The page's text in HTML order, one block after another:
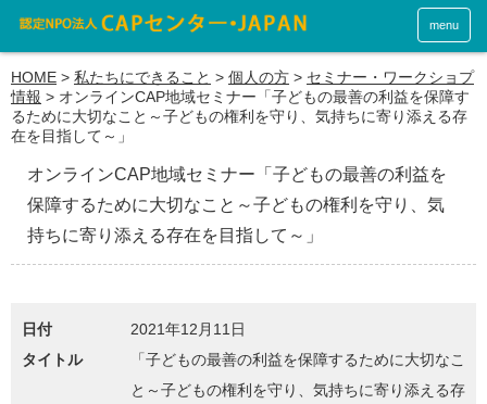
menu
HOME > 私たちにできること > 個人の方 > セミナー・ワークショプ
情報 > オンラインCAP地域セミナー「子どもの最善の利益を保障す
るために大切なこと～子どもの権利を守り、気持ちに寄り添える存
在を目指して～」
オンラインCAP地域セミナー「子どもの最善の利益を
保障するために大切なこと～子どもの権利を守り、気
持ちに寄り添える存在を目指して～」
日付
2021年12月11日
タイトル
「子どもの最善の利益を保障するために大切なこ
と～子どもの権利を守り、気持ちに寄り添える存